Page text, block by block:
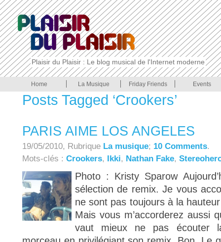
Plaisir du Plaisir : Le blog musical de l'Internet moderne
Home La Musique Friday Friends Events
Posts Tagged ‘Crookers’
PARIS AIME LOS ANGELES
19/05/2010, Rubrique La musique; 10 Comments.
Mots-clés : Crookers, Ikki, Nathan Fake,
Photo : Kristy Sparow
sélection de remix. Je vous
ne sont pas toujours à la
Mais vous m’accorderez aussi
vaut mieux ne pas écouter